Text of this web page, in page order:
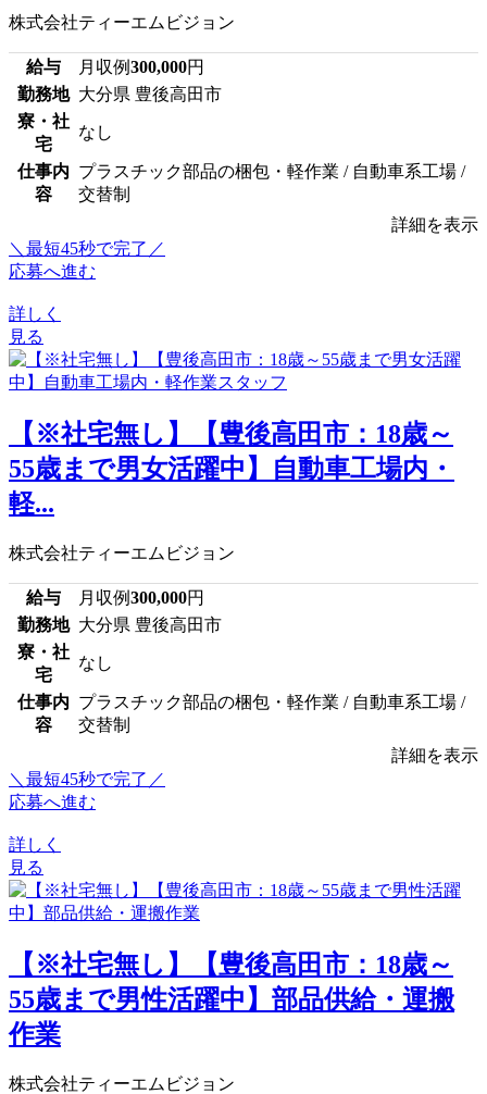
株式会社ティーエムビジョン
給与 月収例300,000円
勤務地 大分県 豊後高田市
寮・社
宅
なし
仕事内
容
プラスチック部品の梱包・軽作業 / 自動車系工場 /
交替制
詳細を表示
＼最短45秒で完了／
応募へ進む
詳しく
見る
【※社宅無し】【豊後高田市：18歳～
55歳まで男女活躍中】自動車工場内・
軽...
株式会社ティーエムビジョン
給与 月収例300,000円
勤務地 大分県 豊後高田市
寮・社
宅
なし
仕事内
容
プラスチック部品の梱包・軽作業 / 自動車系工場 /
交替制
詳細を表示
＼最短45秒で完了／
応募へ進む
詳しく
見る
【※社宅無し】【豊後高田市：18歳～
55歳まで男性活躍中】部品供給・運搬
作業
株式会社ティーエムビジョン